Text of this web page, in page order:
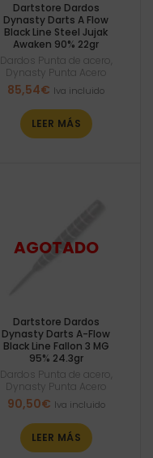
Dartstore Dardos
Dynasty Darts A Flow
Black Line Steel Jujak
Awaken 90% 22gr
Dardos Punta de acero
Dynasty Punta Acero
85,54€ Iva incluido
LEER MÁS
Dartstore Dardos
Dynasty Darts A-Flow
Black Line Fallon 3 MG
95% 24.3gr
Dardos Punta de acero
Dynasty Punta Acero
90,50€ Iva incluido
LEER MÁS